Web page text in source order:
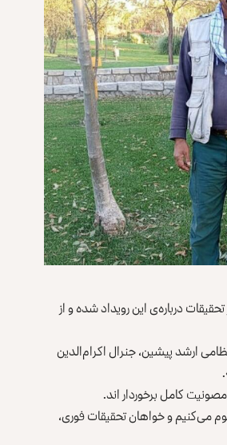
درباره‌ی این رویداد شده و از
ارشد پیشین، جنرال اکرام‌الدین
کامل برخوردار اند.
می‌کنیم و خواهان تحقیقات فوری،